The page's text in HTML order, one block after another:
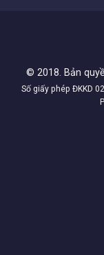
© 2018. Bản
Số giấy phép ĐKKD